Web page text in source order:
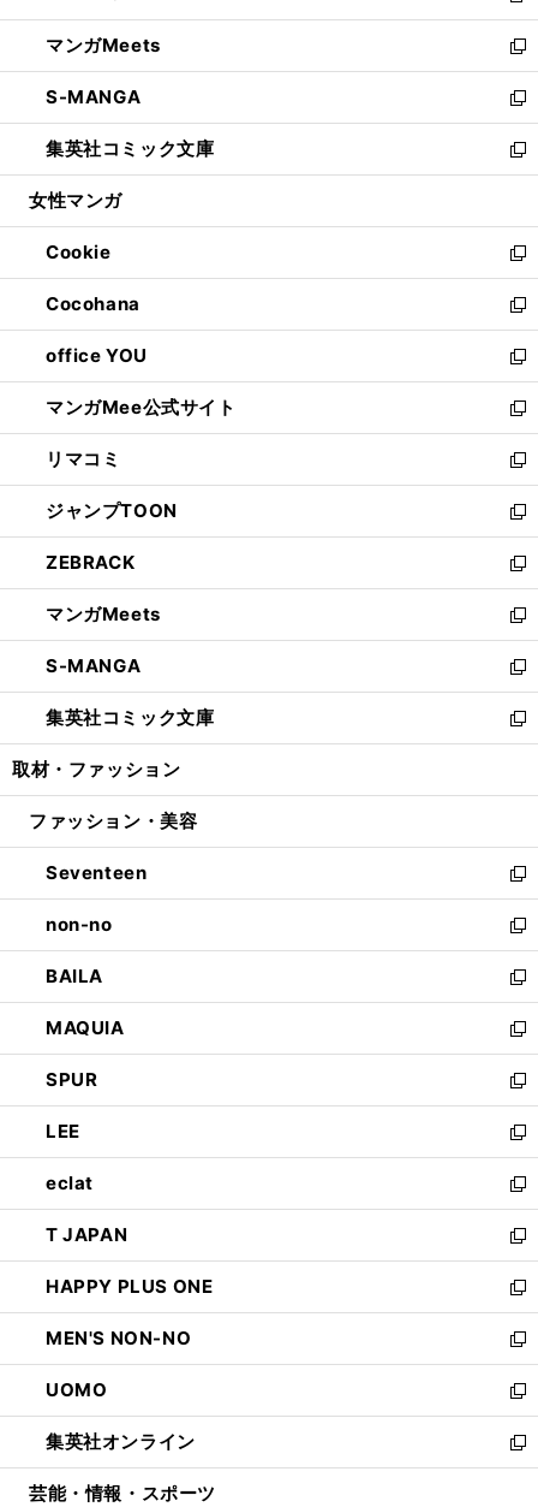
開
く
ウ
で
開
く
ン
ド
ウ
で
開
く
ウ
ィ
ン
ド
ウ
で
開
し
い
ウ
ィ
ン
ド
ウ
開
く
マンガMeets
新
し
い
ウ
ィ
ン
ウ
で
開
く
S-MANGA
新
し
い
ウ
ン
ド
ウ
で
開
く
集英社コミック文庫
新
し
ウ
ィ
ン
ド
ウ
で
開
く
女性マンガ
Cookie
新
し
い
ウ
ィ
ン
ド
ウ
で
開
く
Cocohana
新
し
い
ウ
ィ
ン
ド
ウ
で
開
く
office YOU
新
し
い
ウ
ィ
ン
ド
ウ
で
開
く
マンガMee公式サイト
新
し
い
ウ
ィ
ン
ド
ウ
で
開
く
リマコミ
新
し
い
ウ
ィ
ン
ド
ウ
で
開
く
ジャンプTOON
新
し
い
ウ
ィ
ン
ド
ウ
で
開
ZEBRACK
新
し
い
ウ
ィ
ン
ド
ウ
開
マンガMeets
新
し
い
ウ
ィ
ン
ウ
開
く
S-MANGA
新
し
い
ウ
ン
ウ
で
開
く
集英社コミック文庫
新
し
ウ
ン
ド
ウ
で
開
く
取材・ファッション
ファッション・美容
Seventeen
新
し
い
ウ
ィ
ン
ド
ウ
で
開
く
non-no
新
し
い
ウ
ィ
ン
ド
ウ
で
開
く
BAILA
新
し
い
ウ
ィ
ン
ド
ウ
で
開
く
MAQUIA
新
し
い
ウ
ィ
ン
ド
ウ
で
開
く
SPUR
新
し
い
ウ
ィ
ン
ド
ウ
で
開
く
LEE
新
し
い
ウ
ィ
ン
ド
ウ
で
開
く
eclat
新
し
い
ウ
ィ
ン
ド
ウ
で
開
く
T JAPAN
新
し
い
ウ
ィ
ン
ド
ウ
で
開
HAPPY PLUS ONE
新
し
い
ウ
ィ
ン
ド
ウ
MEN'S NON-NO
新
し
い
ウ
ィ
ン
UOMO
新
し
い
ウ
集英社オンライン
新
し
芸能・情報・スポーツ